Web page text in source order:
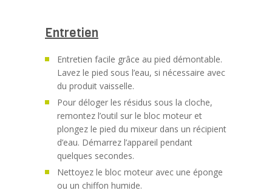
Entretien
Entretien facile grâce au pied démontable.
Lavez le pied sous l’eau, si nécessaire avec
du produit vaisselle.
Pour déloger les résidus sous la cloche,
remontez l’outil sur le bloc moteur et
plongez le pied du mixeur dans un récipient
d’eau. Démarrez l’appareil pendant
quelques secondes.
Nettoyez le bloc moteur avec une éponge
ou un chiffon humide.